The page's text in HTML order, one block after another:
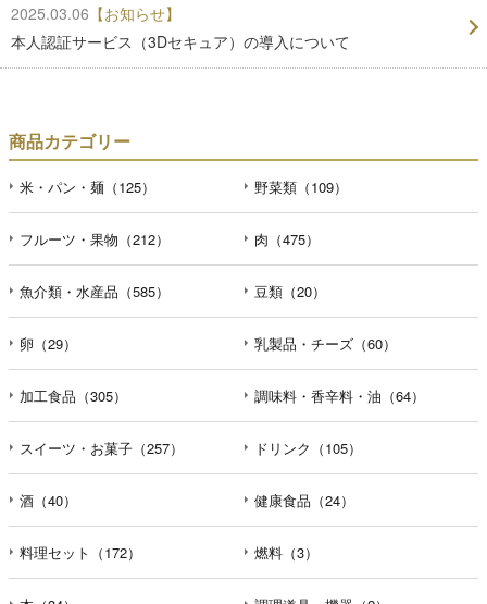
2025.03.06 【お知らせ】
本人認証サービス（3Dセキュア）の導入について
商品カテゴリー
米・パン・麺（125） 野菜類（109）
フルーツ・果物（212） 肉（475）
魚介類・水産品（585） 豆類（20）
卵（29） 乳製品・チーズ（60）
加工食品（305） 調味料・香辛料・油（64）
スイーツ・お菓子（257） ドリンク（105）
酒（40） 健康食品（24）
料理セット（172） 燃料（3）